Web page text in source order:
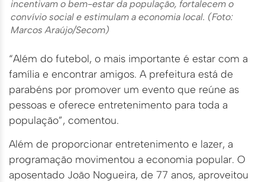
incentivam o bem-estar da população, fortalecem o
convívio social e estimulam a economia local. (Foto:
Marcos Araújo/Secom)
“Além do futebol, o mais importante é estar com a
família e encontrar amigos. A prefeitura está de
parabéns por promover um evento que reúne as
pessoas e oferece entretenimento para toda a
população”, comentou.
Além de proporcionar entretenimento e lazer, a
programação movimentou a economia popular. O
aposentado João Nogueira, de 77 anos, aproveitou